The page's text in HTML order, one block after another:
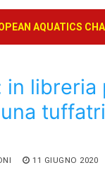
AQUATICS
in libreria
11 GIUGNO 2020